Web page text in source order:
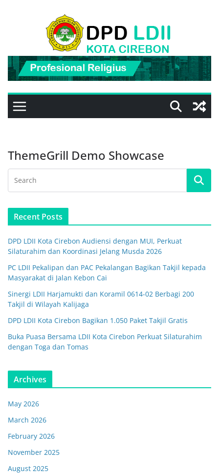
ThemeGrill Demo Showcase
Recent Posts
DPD LDII Kota Cirebon Audiensi dengan MUI, Perkuat
Silaturahim dan Koordinasi Jelang Musda 2026
PC LDII Pekalipan dan PAC Pekalangan Bagikan Takjil kepada
Masyarakat di Jalan Kebon Cai
Sinergi LDII Harjamukti dan Koramil 0614-02 Berbagi 200
Takjil di Wilayah Kalijaga
DPD LDII Kota Cirebon Bagikan 1.050 Paket Takjil Gratis
Buka Puasa Bersama LDII Kota Cirebon Perkuat Silaturahim
dengan Toga dan Tomas
Archives
May 2026
March 2026
February 2026
November 2025
August 2025